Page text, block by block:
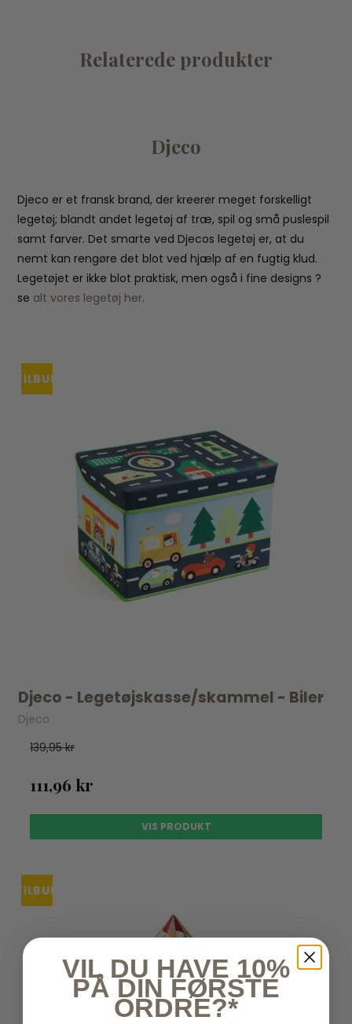
Relaterede produkter
Djeco
Djeco er et fransk brand, der kreerer meget forskelligt
legetøj; blandt andet legetøj af træ, spil og små puslespil
samt farver. Det smarte ved Djecos legetøj er, at du
nemt kan rengøre det blot ved hjælp af en fugtig klud.
Legetøjet er ikke blot praktisk, men også i fine designs ?
se alt vores legetøj her.
TILBUD
Djeco - Legetøjskasse/skammel - Biler
Djeco
139,95 kr
111,96 kr
VIS PRODUKT
TILBUDUDSOLGT
VIL DU HAVE 10%
PÅ DIN FØRSTE
ORDRE?*